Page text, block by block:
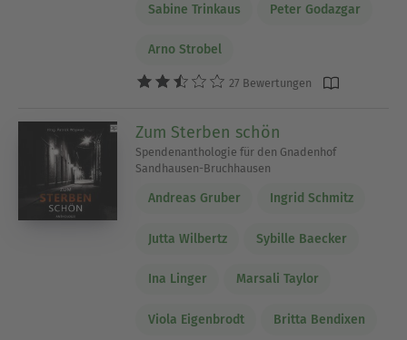
Sabine Trinkaus Peter Godazgar
Arno Strobel
27 Bewertungen
Zum Sterben schön
Spendenanthologie für den Gnadenhof
Sandhausen-Bruchhausen
Andreas Gruber Ingrid Schmitz
Jutta Wilbertz Sybille Baecker
Ina Linger Marsali Taylor
Viola Eigenbrodt Britta Bendixen